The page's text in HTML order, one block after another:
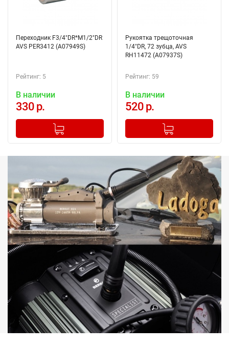
Переходник F3/4"DR*M1/2"DR
AVS PER3412 (A07949S)
Рейтинг: 5
В наличии
330 р.
+
Добавлено в корзину
Рукоятка трещоточная
1/4"DR, 72 зубца, AVS
RH11472 (A07937S)
Рейтинг: 59
В наличии
520 р.
+
Добавлено в корзину